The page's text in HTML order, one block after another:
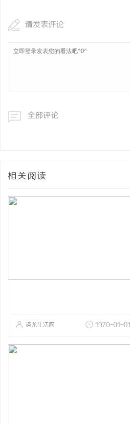
请发表评论
全部评论
相关阅读
洛龙生活网 1970-01-01